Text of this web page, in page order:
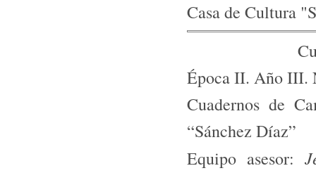
Casa de Cultura
Época II. Año III.
Cuadernos de
“Sánchez Díaz”
Equipo asesor: